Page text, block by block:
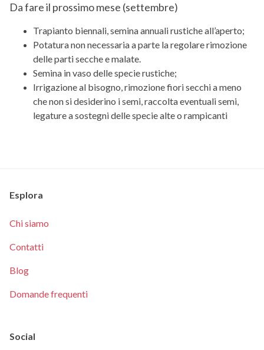
Da fare il prossimo mese (settembre)
Trapianto biennali, semina annuali rustiche all’aperto;
Potatura non necessaria a parte la regolare rimozione
delle parti secche e malate.
Semina in vaso delle specie rustiche;
Irrigazione al bisogno, rimozione fiori secchi a meno
che non si desiderino i semi, raccolta eventuali semi,
legature a sostegni delle specie alte o rampicanti
Esplora
Chi siamo
Contatti
Blog
Domande frequenti
Social